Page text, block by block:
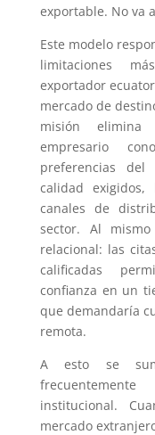
exportable. No va
Este modelo
limitaciones
exportador
mercado de
misión
empresario
preferencias
calidad
canales de
sector. Al
relacional: las
calificadas
confianza en un
que demandaría
remota.
A esto se
institucional.
mercado